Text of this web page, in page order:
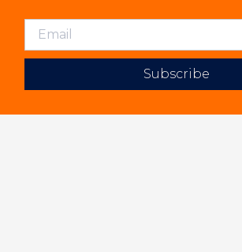
Subscribe